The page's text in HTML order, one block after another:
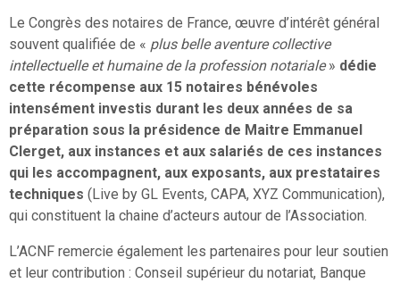
Le Congrès des notaires de France, œuvre d’intérêt général
souvent qualifiée de « plus belle aventure collective
intellectuelle et humaine de la profession notariale» dédie
cette récompense aux 15 notaires bénévoles
intensément investis durant les deux années de sa
préparation sous la présidence de Maitre Emmanuel
Clerget, aux instances et aux salariés de ces instances
qui les accompagnent, aux exposants, aux prestataires
techniques (Live by GL Events, CAPA, XYZ Communication),
qui constituent la chaine d’acteurs autour de l’Association.
L’ACNF remercie également les partenaires pour leur soutien
et leur contribution : Conseil supérieur du notariat, Banque